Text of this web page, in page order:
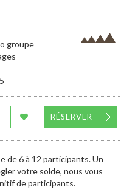
groupe
RÉSERVER
de 6 à 12 participants. Un
votre solde, nous vous
de participants.